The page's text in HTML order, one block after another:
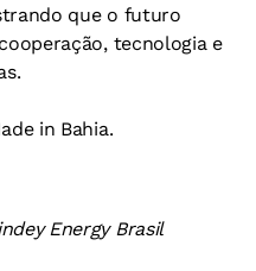
que o futuro
tecnologia e
in Bahia.
Energy Brasil